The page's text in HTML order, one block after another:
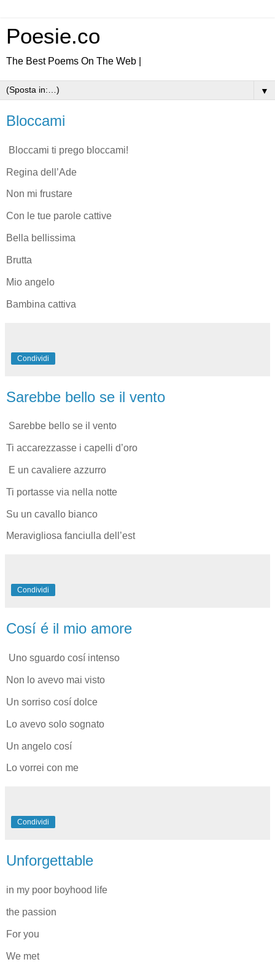
Poesie.co
The Best Poems On The Web |
▼
Bloccami
Bloccami ti prego bloccami!
Regina dell’Ade
Non mi frustare
Con le tue parole cattive
Bella bellissima
Brutta
Mio angelo
Bambina cattiva
Condividi
Sarebbe bello se il vento
Sarebbe bello se il vento
Ti accarezzasse i capelli d’oro
E un cavaliere azzurro
Ti portasse via nella notte
Su un cavallo bianco
Meravigliosa fanciulla dell’est
Condividi
Cosí é il mio amore
Uno sguardo cosí intenso
Non lo avevo mai visto
Un sorriso cosí dolce
Lo avevo solo sognato
Un angelo cosí
Lo vorrei con me
Condividi
Unforgettable
in my poor boyhood life
the passion
For you
We met